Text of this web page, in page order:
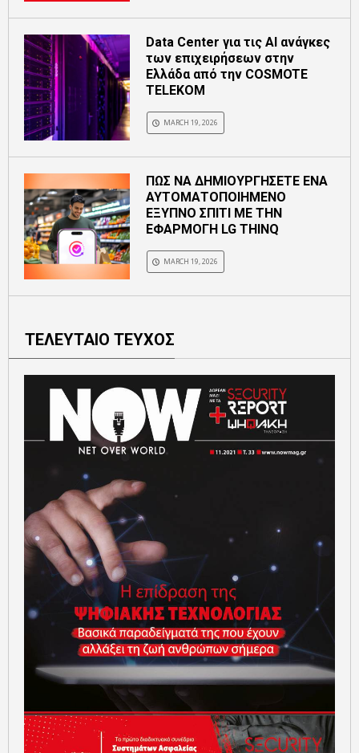
Data Center για τις ΑΙ ανάγκες
των επιχειρήσεων στην
Ελλάδα από την COSMOTE
TELEKOM
MARCH 19, 2026
ΠΩΣ ΝΑ ΔΗΜΙΟΥΡΓΗΣΕΤΕ ΕΝΑ
ΑΥΤΟΜΑΤΟΠΟΙΗΜΕΝΟ
ΕΞΥΠΝΟ ΣΠΙΤΙ ΜΕ ΤΗΝ
ΕΦΑΡΜΟΓΗ LG THINQ
MARCH 19, 2026
ΤΕΛΕΥΤΑΙΟ ΤΕΥΧΟΣ